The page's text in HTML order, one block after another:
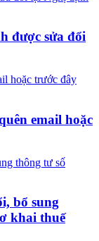
được sửa đổi
email hoặc
bổ sung
khai thuế